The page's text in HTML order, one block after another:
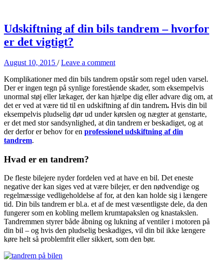
Udskiftning af din bils tandrem – hvorfor
er det vigtigt?
August 10, 2015 /Leave a comment
Komplikationer med din bils tandrem opstår som regel uden varsel.
Der er ingen tegn på synlige forestående skader, som eksempelvis
unormal støj eller lækager, der kan hjælpe dig eller advare dig om, at
det er ved at være tid til en udskiftning af din tandrem. Hvis din bil
eksempelvis pludselig dør ud under kørslen og nægter at genstarte,
er det med stor sandsynlighed, at din tandrem er beskadiget, og at
der derfor er behov for en professionel udskiftning af din
tandrem.
Hvad er en tandrem?
De fleste bilejere nyder fordelen ved at have en bil. Det eneste
negative der kan siges ved at være bilejer, er den nødvendige og
regelmæssige vedligeholdelse af for, at den kan holde sig i længere
tid. Din bils tandrem er bl.a. et af de mest væsentligste dele, da den
fungerer som en kobling mellem krumtapakslen og knastakslen.
Tandremmen styrer både åbning og lukning af ventiler i motoren på
din bil – og hvis den pludselig beskadiges, vil din bil ikke længere
køre helt så problemfrit eller sikkert, som den bør.